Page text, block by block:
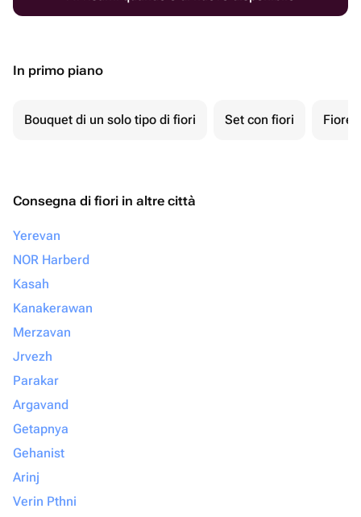
In primo piano
Bouquet di un solo tipo di fiori Set con fiori Fiore
Consegna di fiori in altre città
Yerevan
NOR Harberd
Kasah
Kanakerawan
Merzavan
Jrvezh
Parakar
Argavand
Getapnya
Gehanist
Arinj
Verin Pthni